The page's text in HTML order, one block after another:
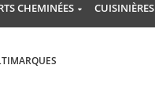
CHEMINÉES CUISINIÈRES